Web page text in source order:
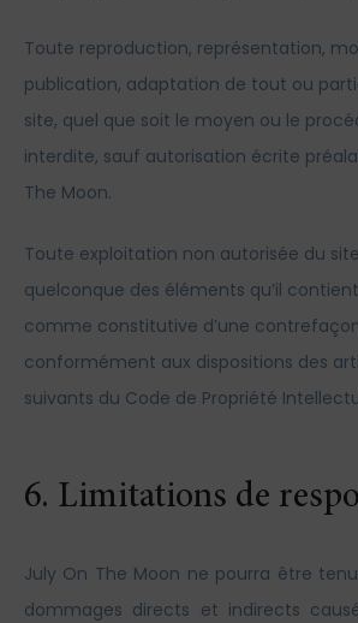
Toute reproduction, représentation,
publication, adaptation de tout ou
site, quel que soit le moyen ou le
interdite, sauf autorisation écrite
The Moon.
Toute exploitation non autorisée du
quelconque des éléments qu’il
comme constitutive d’une
conformément aux dispositions des
suivants du Code de Propriété
6. Limitations de
July On The Moon ne pourra être
dommages directs et indirects